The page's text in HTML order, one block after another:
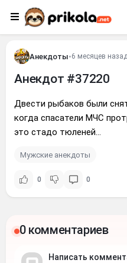
Перейти к контенту
Анекдоты•6 месяцев
Анекдот #37220
Двести рыбаков были
когда спасатели МЧС
это стадо тюленей...
Мужские анекдоты
0 0
0 комментариев
Написать